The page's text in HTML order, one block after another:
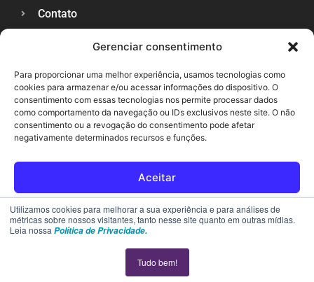
Gerenciar consentimento
Para proporcionar uma melhor experiência, usamos tecnologias como
cookies para armazenar e/ou acessar informações do dispositivo. O
consentimento com essas tecnologias nos permite processar dados
como comportamento da navegação ou IDs exclusivos neste site. O não
consentimento ou a revogação do consentimento pode afetar
negativamente determinados recursos e funções.
Aceitar
Rejeitar
Política de cookies Declaração de privacidade
Utilizamos cookies para melhorar a sua experiência e para análises de
métricas sobre nossos visitantes, tanto nesse site quanto em outras mídias.
Leia nossa Política de Privacidade.
Tudo bem!
Contato
SUPORTE